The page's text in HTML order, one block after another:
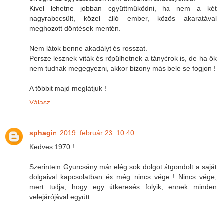
Kivel lehetne jobban együttműködni, ha nem a két
nagyrabecsült, közel álló ember, közös akaratával
meghozott döntések mentén.
Nem látok benne akadályt és rosszat.
Persze lesznek viták és röpülhetnek a tányérok is, de ha ők
nem tudnak megegyezni, akkor bizony más bele se fogjon !
A többit majd meglátjuk !
Válasz
sphagin 2019. február 23. 10:40
Kedves 1970 !
Szerintem Gyurcsány már elég sok dolgot átgondolt a saját
dolgaival kapcsolatban és még nincs vége ! Nincs vége,
mert tudja, hogy egy útkeresés folyik, ennek minden
velejárójával együtt.